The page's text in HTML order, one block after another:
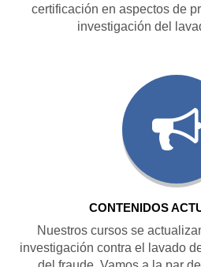
certificación en aspectos de
investigación del
CONTENIDOS
Nuestros cursos se
investigación contra el lavado